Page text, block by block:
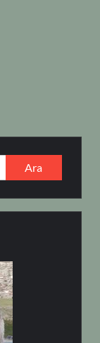
Arama: